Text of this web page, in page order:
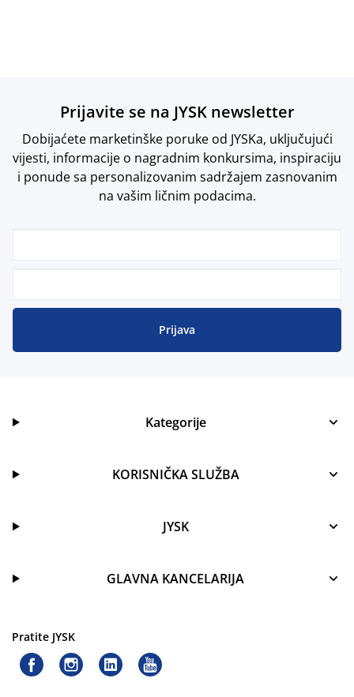
Prijavite se na JYSK newsletter
Dobijaćete marketinške poruke od JYSKa, uključujući
vijesti, informacije o nagradnim konkursima, inspiraciju
i ponude sa personalizovanim sadržajem zasnovanim
na vašim ličnim podacima.
Prijava
Kategorije
KORISNIČKA SLUŽBA
JYSK
GLAVNA KANCELARIJA
Pratite JYSK